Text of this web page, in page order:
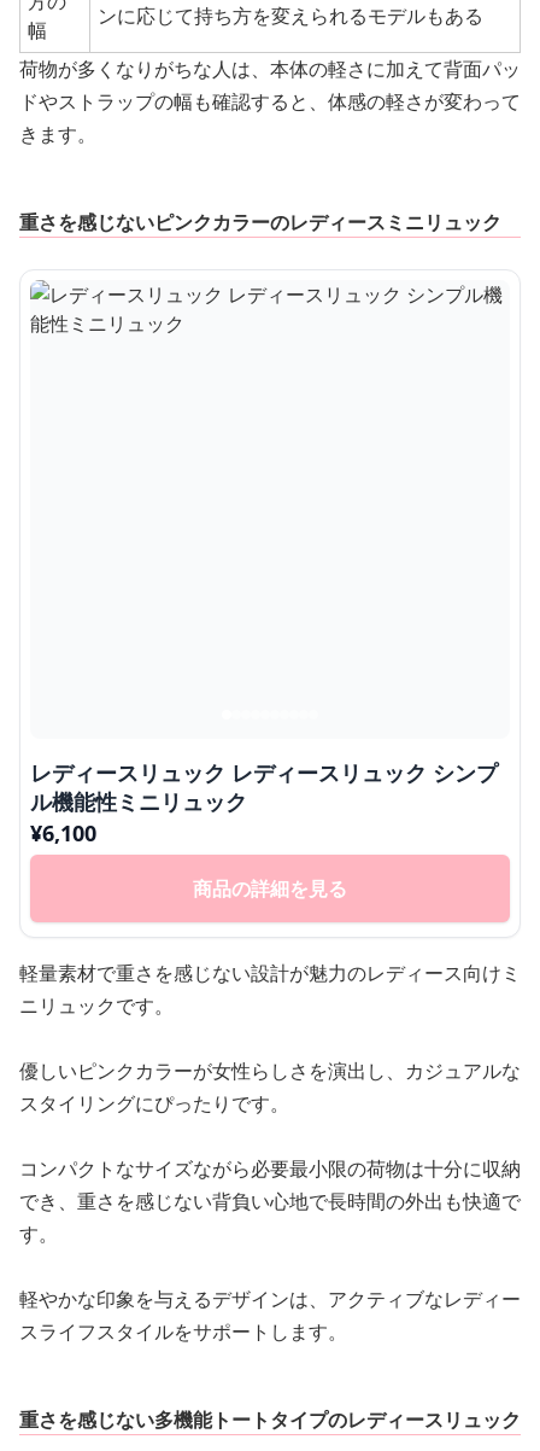
幅
ンに応じて持ち方を変えられるモデルもある
荷物が多くなりがちな人は、本体の軽さに加えて背面パッ
ドやストラップの幅も確認すると、体感の軽さが変わって
きます。
重さを感じないピンクカラーのレディースミニリュック
レディースリュック レディースリュック シンプ
ル機能性ミニリュック
¥6,100
商品の詳細を見る
軽量素材で重さを感じない設計が魅力のレディース向けミ
ニリュックです。
優しいピンクカラーが女性らしさを演出し、カジュアルな
スタイリングにぴったりです。
コンパクトなサイズながら必要最小限の荷物は十分に収納
でき、重さを感じない背負い心地で長時間の外出も快適で
す。
軽やかな印象を与えるデザインは、アクティブなレディー
スライフスタイルをサポートします。
重さを感じない多機能トートタイプのレディースリュック